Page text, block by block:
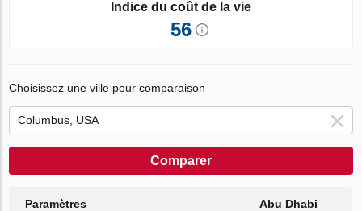
Indice du coût de la vie
56
Choisissez une ville pour comparaison
Comparer
Paramètres Abu Dhabi